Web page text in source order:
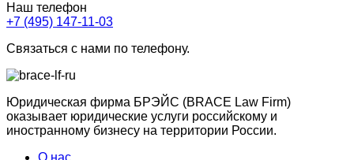
Наш телефон
+7 (495) 147-11-03
Связаться с нами по телефону.
Юридическая фирма БРЭЙС (BRACE Law Firm)
оказывает юридические услуги российскому и
иностранному бизнесу на территории России.